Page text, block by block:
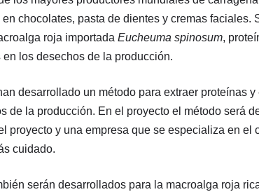
chocolates, pasta de dientes y cremas faciales.
roja importada Eucheuma spinosum,
los desechos de la producción.
desarrollado un método para extraer proteínas y
de la producción. En el proyecto el método será
proyecto y una empresa que se especializa en el
cuidado.
serán desarrollados para la macroalga roja